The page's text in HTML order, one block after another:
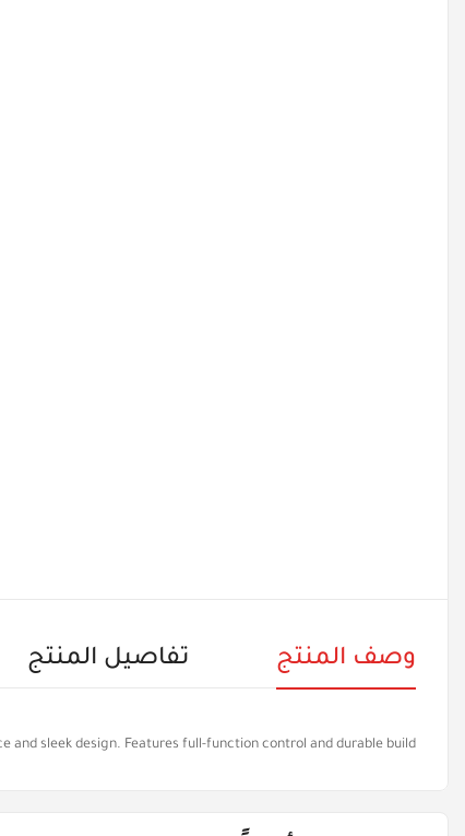
وصف المنتج تفاصيل المنتج
sleek design. Features full-function control and durable build.